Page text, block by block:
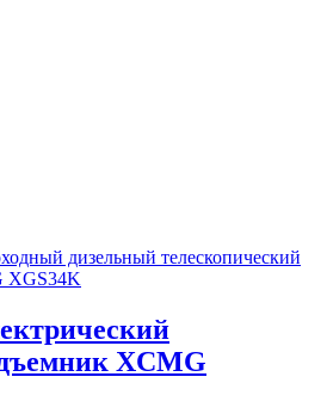
дизельный телескопический
XGS34K
XCMG